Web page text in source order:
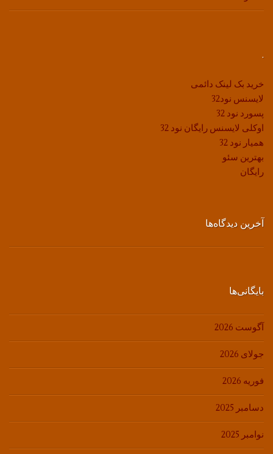
.
خرید بک لینک دائمی
لایسنس نود32
پسورد نود 32
اوکلی لایسنس رایگان نود 32
همیار نود 32
بهترین سئو
رایگان
آخرین دیدگاه‌ها
بایگانی‌ها
آگوست 2026
جولای 2026
فوریه 2026
دسامبر 2025
نوامبر 2025